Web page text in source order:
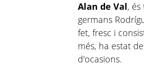
Alan de Val,
germans
fet, fresc i
més, ha estat
d'ocasions.